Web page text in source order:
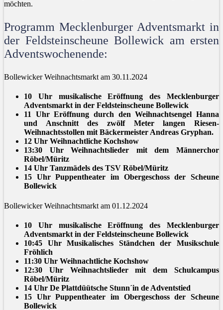
möchten.
Programm Mecklenburger Adventsmarkt in
der Feldsteinscheune Bollewick am ersten
Adventswochenende:
Bollewicker Weihnachtsmarkt am 30.11.2024
10 Uhr musikalische Eröffnung des Mecklenburger
Adventsmarkt in der Feldsteinscheune Bollewick
11 Uhr Eröffnung durch den Weihnachtsengel Hanna
und Anschnitt des zwölf Meter langen Riesen-
Weihnachtsstollen mit Bäckermeister Andreas Gryphan.
12 Uhr Weihnachtliche Kochshow
13:30 Uhr Weihnachtslieder mit dem Männerchor
Röbel/Müritz
14 Uhr Tanzmädels des TSV Röbel/Müritz
15 Uhr Puppentheater im Obergeschoss der Scheune
Bollewick
Bollewicker Weihnachtsmarkt am 01.12.2024
10 Uhr musikalische Eröffnung des Mecklenburger
Adventsmarkt in der Feldsteinscheune Bollewick
10:45 Uhr Musikalisches Ständchen der Musikschule
Fröhlich
11:30 Uhr Weihnachtliche Kochshow
12:30 Uhr Weihnachtslieder mit dem Schulcampus
Röbel/Müritz
14 Uhr De Plattdüütsche Stunn´in de Adventstied
15 Uhr Puppentheater im Obergeschoss der Scheune
Bollewick